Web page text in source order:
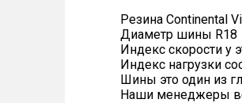
Резина Continental
Диаметр шины R18
Индекс скорости у
Индекс нагрузки
Шины это один из
Наши менеджеры